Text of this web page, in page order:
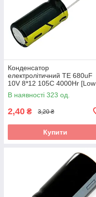
Конденсатор
електролітичний TE 680uF
10V 8*12 105C 4000Hr [Low
ESR]
В наявності 323 од.
2,40 ₴ 3,20 ₴
Купити